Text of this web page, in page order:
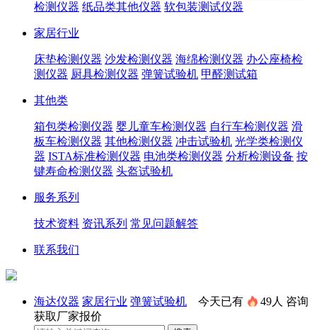
检测仪器 纸品类其他仪器 软包装测试仪器
家居行业
床垫检测仪器 沙发检测仪器 海绵检测仪器 办公座椅检
测仪器 厨具检测仪器 弹簧试验机 甲醛测试箱
其他类
箱包类检测仪器 婴儿童车检测仪器 自行车检测仪器 滑
板车检测仪器 其他检测仪器 冲击试验机 光学类检测仪
器 ISTA标准检测仪器 电池类检测仪器 分析检测设备 按
键寿命检测仪器 头盔试验机
服务系列
技术资料 资讯系列 常见问题解答
联系我们
海达仪器 家居行业 弹簧试验机 今天已有 49人 咨询
获取厂家报价